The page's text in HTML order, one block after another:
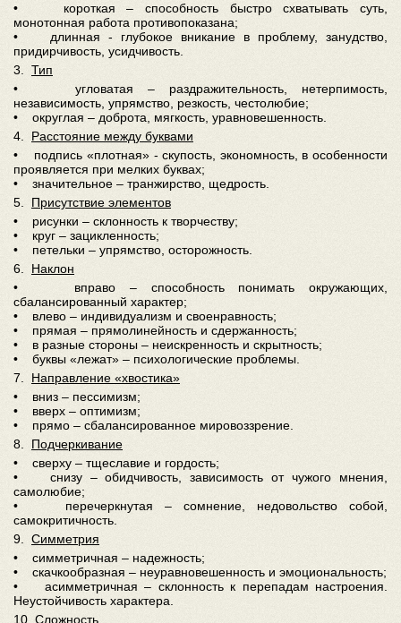
• короткая – способность быстро схватывать суть,
монотонная работа противопоказана;
• длинная - глубокое вникание в проблему, занудство,
придирчивость, усидчивость.
3. Тип
• угловатая – раздражительность, нетерпимость,
независимость, упрямство, резкость, честолюбие;
• округлая – доброта, мягкость, уравновешенность.
4. Расстояние между буквами
• подпись «плотная» - скупость, экономность, в особенности
проявляется при мелких буквах;
• значительное – транжирство, щедрость.
5. Присутствие элементов
• рисунки – склонность к творчеству;
• круг – зацикленность;
• петельки – упрямство, осторожность.
6. Наклон
• вправо – способность понимать окружающих,
сбалансированный характер;
• влево – индивидуализм и своенравность;
• прямая – прямолинейность и сдержанность;
• в разные стороны – неискренность и скрытность;
• буквы «лежат» – психологические проблемы.
7. Направление «хвостика»
• вниз – пессимизм;
• вверх – оптимизм;
• прямо – сбалансированное мировоззрение.
8. Подчеркивание
• сверху – тщеславие и гордость;
• снизу – обидчивость, зависимость от чужого мнения,
самолюбие;
• перечеркнутая – сомнение, недовольство собой,
самокритичность.
9. Симметрия
• симметричная – надежность;
• скачкообразная – неуравновешенность и эмоциональность;
• асимметричная – склонность к перепадам настроения.
Неустойчивость характера.
10. Сложность